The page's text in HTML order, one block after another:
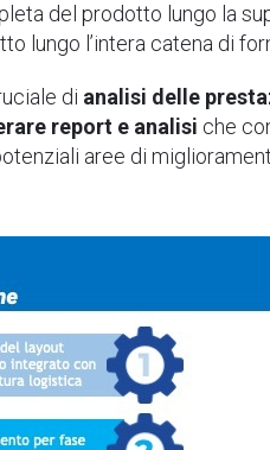
del prodotto lungo la
lungo l’intera catena di
di analisi delle
report e analisi che
aree di